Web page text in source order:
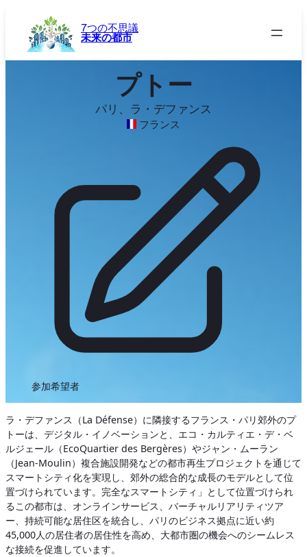
7つの不思議
未来の都市
プトー
パリ、ラ・デファンス
フランス
参加希望者
ラ・デファンス（La Défense）に隣接するフランス・パリ郊外のプ
トーは、デジタル・イノベーションと、エコ・カルティエ・デ・ベ
ルジェール（EcoQuartier des Bergères）やジャン・ムーラン
（Jean-Moulin）複合施設開発などの都市再生プロジェクトを通じて
スマートシティ化を実現し、郊外の総合的な成長のモデルとして位
置づけられています。完全なスマートシティ」として位置づけられ
るこの都市は、オンラインサービス、バーチャルリアリティツア
ー、持続可能な居住区を統合し、パリのビジネス拠点に近い約
45,000人の居住者の居住性を高め、大都市圏の機会へのシームレス
な接続を促進しています。